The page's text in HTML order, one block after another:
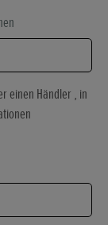
einen Händler , in